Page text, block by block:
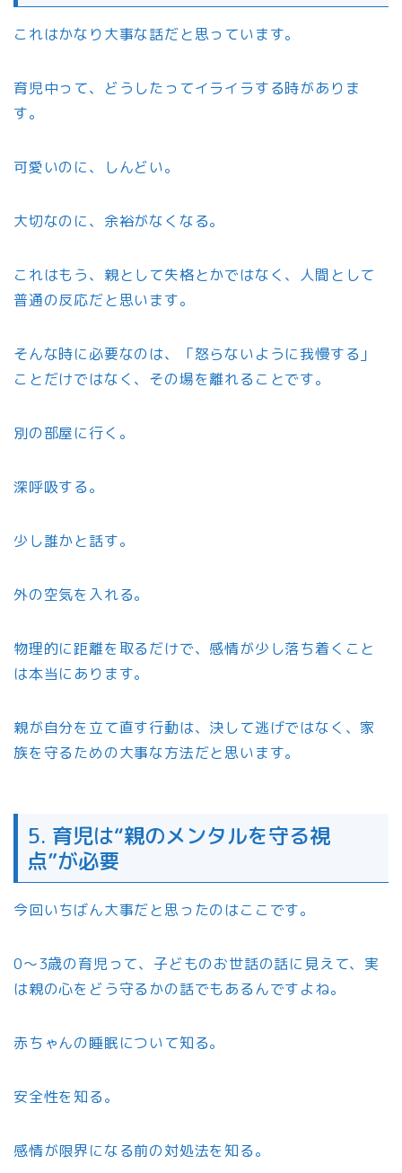
これはかなり大事な話だと思っています。
育児中って、どうしたってイライラする時がありま
す。
可愛いのに、しんどい。
大切なのに、余裕がなくなる。
これはもう、親として失格とかではなく、人間として
普通の反応だと思います。
そんな時に必要なのは、「怒らないように我慢する」
ことだけではなく、その場を離れることです。
別の部屋に行く。
深呼吸する。
少し誰かと話す。
外の空気を入れる。
物理的に距離を取るだけで、感情が少し落ち着くこと
は本当にあります。
親が自分を立て直す行動は、決して逃げではなく、家
族を守るための大事な方法だと思います。
5. 育児は“親のメンタルを守る視
点”が必要
今回いちばん大事だと思ったのはここです。
0〜3歳の育児って、子どものお世話の話に見えて、実
は親の心をどう守るかの話でもあるんですよね。
赤ちゃんの睡眠について知る。
安全性を知る。
感情が限界になる前の対処法を知る。